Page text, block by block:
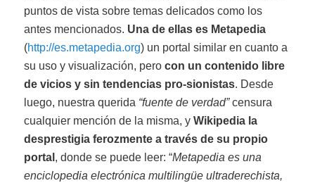
puntos de vista sobre temas delicados como los
antes mencionados. Una de ellas es Metapedia
(http://es.metapedia.org) un portal similar en cuanto a
su uso y visualización, perocon un contenido libre
de vicios y sin tendencias pro-sionistas. Desde
luego, nuestra querida “fuente de verdad”censura
cualquier mención de la misma, yWikipedia la
desprestigia ferozmente a través de su propio
portal , donde se puede leer: “Metapedia es una
enciclopedia electrónica multilingüe ultraderechista,